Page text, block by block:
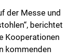
der Messe und
berichtet
Kooperationen
kommenden